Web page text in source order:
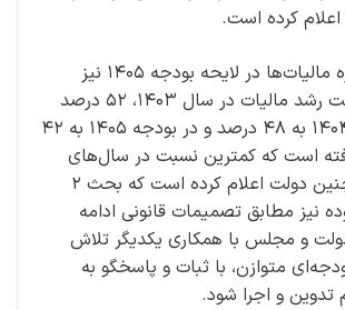
کرده است.
پورمحمدی درباره مالیات‌ها در لایحه بودجه ۱۴۰۵ نیز
توضیح داد: نسبت رشد مالیات در سال ۱۴۰۳، ۵۲ درصد
بود که در سال ۱۴۰۴ به ۴۸ درصد و در بودجه ۱۴۰۵ به ۴۲
است که کمترین نسبت در سال‌های
اخیر است. همچنین دولت اعلام کرده است که بحث ۲
نیز مطابق تصمیمات قانونی ادامه
و مجلس با همکاری یکدیگر تلاش
متوازن، با ثبات و پاسخگو به
و اجرا شود.